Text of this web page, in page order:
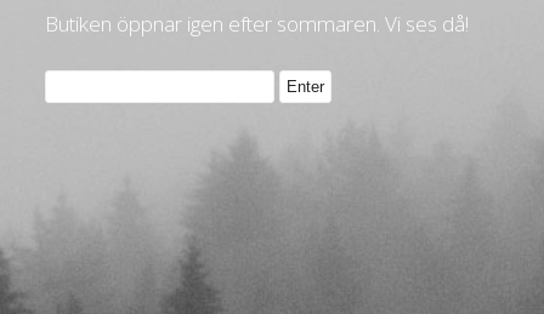
Butiken öppnar igen efter sommaren. Vi ses då!